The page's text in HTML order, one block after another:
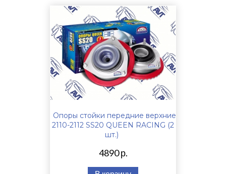
Опоры стойки передние верхние
2110-2112 SS20 QUEEN RACING (2
шт.)
4890 р.